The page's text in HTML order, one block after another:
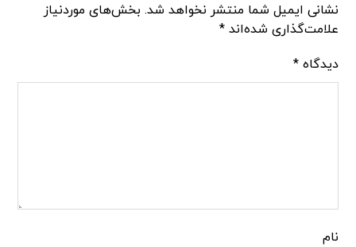
نشانی ایمیل شما منتشر نخواهد شد. بخش‌های موردنیاز
علامت‌گذاری شده‌اند*
دیدگاه*
نام